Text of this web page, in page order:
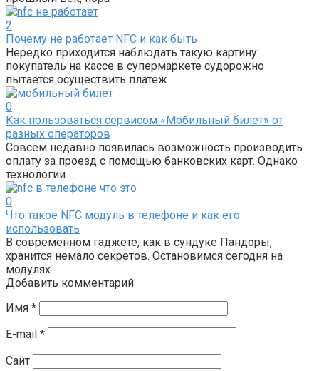
2
Почему не работает NFC и как быть
Нередко приходится наблюдать такую картину:
покупатель на кассе в супермаркете судорожно
пытается осуществить платеж
0
Как пользоваться сервисом «Мобильный билет» от
разных операторов
Совсем недавно появилась возможность производить
оплату за проезд с помощью банковских карт. Однако
технологии
0
Что такое NFC модуль в телефоне и как его
использовать
В современном гаджете, как в сундуке Пандоры,
хранится немало секретов. Остановимся сегодня на
модулях
Добавить комментарий
Имя *
E-mail *
Сайт